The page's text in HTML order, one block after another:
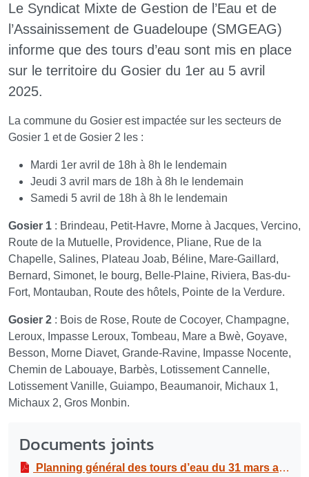
Le Syndicat Mixte de Gestion de l’Eau et de
l’Assainissement de Guadeloupe (SMGEAG)
informe que des tours d’eau sont mis en place
sur le territoire du Gosier du 1er au 5 avril
2025.
La commune du Gosier est impactée sur les secteurs de
Gosier 1 et de Gosier 2 les :
Mardi 1er avril de 18h à 8h le lendemain
Jeudi 3 avril mars de 18h à 8h le lendemain
Samedi 5 avril de 18h à 8h le lendemain
Gosier 1 : Brindeau, Petit-Havre, Morne à Jacques, Vercino,
Route de la Mutuelle, Providence, Pliane, Rue de la
Chapelle, Salines, Plateau Joab, Béline, Mare-Gaillard,
Bernard, Simonet, le bourg, Belle-Plaine, Riviera, Bas-du-
Fort, Montauban, Route des hôtels, Pointe de la Verdure.
Gosier 2 : Bois de Rose, Route de Cocoyer, Champagne,
Leroux, Impasse Leroux, Tombeau, Mare a Bwè, Goyave,
Besson, Morne Diavet, Grande-Ravine, Impasse Nocente,
Chemin de Labouaye, Barbès, Lotissement Cannelle,
Lotissement Vanille, Guiampo, Beaumanoir, Michaux 1,
Michaux 2, Gros Monbin.
Documents joints
Planning général des tours d’eau du 31 mars au 6 avril 2025